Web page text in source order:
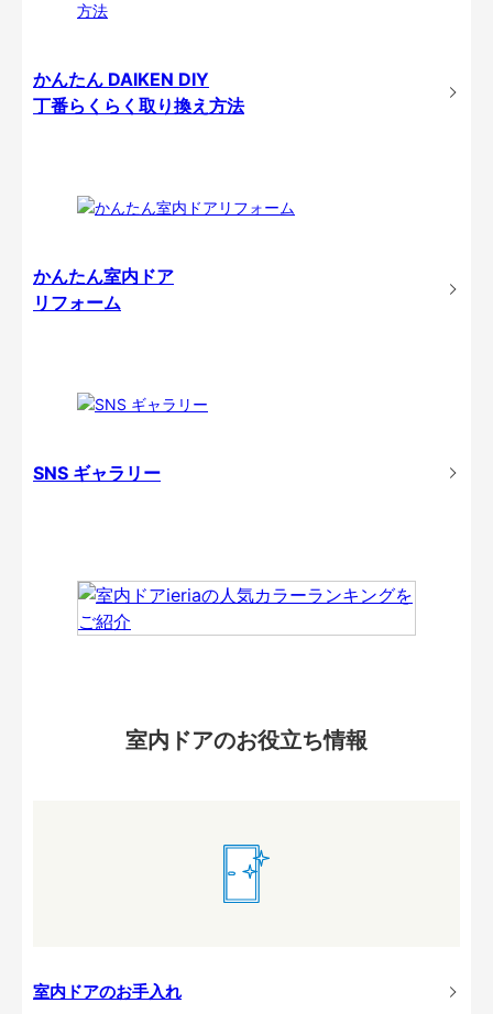
かんたん DAIKEN DIY
丁番らくらく取り換え方法
かんたん室内ドア
リフォーム
SNS ギャラリー
室内ドアのお役立ち情報
室内ドアのお手入れ